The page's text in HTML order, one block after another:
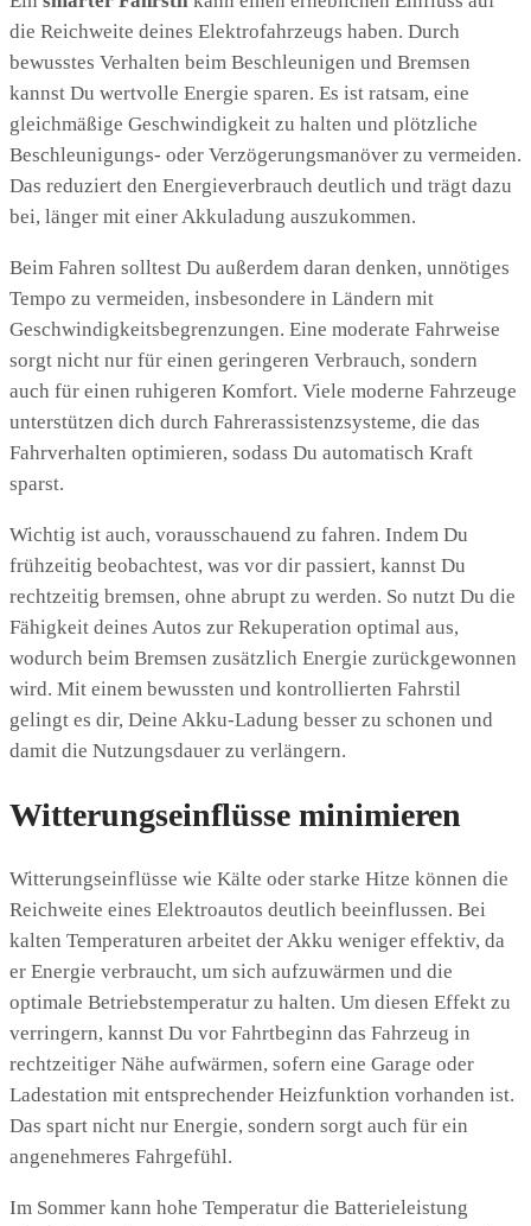
die Reichweite deines Elektrofahrzeugs haben. Durch
bewusstes Verhalten beim Beschleunigen und Bremsen
kannst Du wertvolle Energie sparen. Es ist ratsam, eine
gleichmäßige Geschwindigkeit zu halten und plötzliche
Beschleunigungs- oder Verzögerungsmanöver zu vermeiden.
Das reduziert den Energieverbrauch deutlich und trägt dazu
bei, länger mit einer Akkuladung auszukommen.
Beim Fahren solltest Du außerdem daran denken, unnötiges
Tempo zu vermeiden, insbesondere in Ländern mit
Geschwindigkeitsbegrenzungen. Eine moderate Fahrweise
sorgt nicht nur für einen geringeren Verbrauch, sondern
auch für einen ruhigeren Komfort. Viele moderne Fahrzeuge
unterstützen dich durch Fahrerassistenzsysteme, die das
Fahrverhalten optimieren, sodass Du automatisch Kraft
sparst.
Wichtig ist auch, vorausschauend zu fahren. Indem Du
frühzeitig beobachtest, was vor dir passiert, kannst Du
rechtzeitig bremsen, ohne abrupt zu werden. So nutzt Du die
Fähigkeit deines Autos zur Rekuperation optimal aus,
wodurch beim Bremsen zusätzlich Energie zurückgewonnen
wird. Mit einem bewussten und kontrollierten Fahrstil
gelingt es dir, Deine Akku-Ladung besser zu schonen und
damit die Nutzungsdauer zu verlängern.
Witterungseinflüsse minimieren
Witterungseinflüsse wie Kälte oder starke Hitze können die
Reichweite eines Elektroautos deutlich beeinflussen. Bei
kalten Temperaturen arbeitet der Akku weniger effektiv, da
er Energie verbraucht, um sich aufzuwärmen und die
optimale Betriebstemperatur zu halten. Um diesen Effekt zu
verringern, kannst Du vor Fahrtbeginn das Fahrzeug in
rechtzeitiger Nähe aufwärmen, sofern eine Garage oder
Ladestation mit entsprechender Heizfunktion vorhanden ist.
Das spart nicht nur Energie, sondern sorgt auch für ein
angenehmeres Fahrgefühl.
Im Sommer kann hohe Temperatur die Batterieleistung